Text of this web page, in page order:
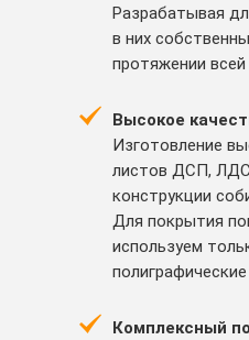
Разрабатывая
в них
протяжении
Высокое
Изготовление
листов ДСП,
конструкции
Для покрытия
используем
Комплексный